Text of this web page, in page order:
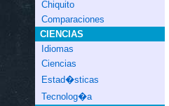
Chiquito
Comparaciones
CIENCIAS
Idiomas
Ciencias
Estad�sticas
Tecnolog�a